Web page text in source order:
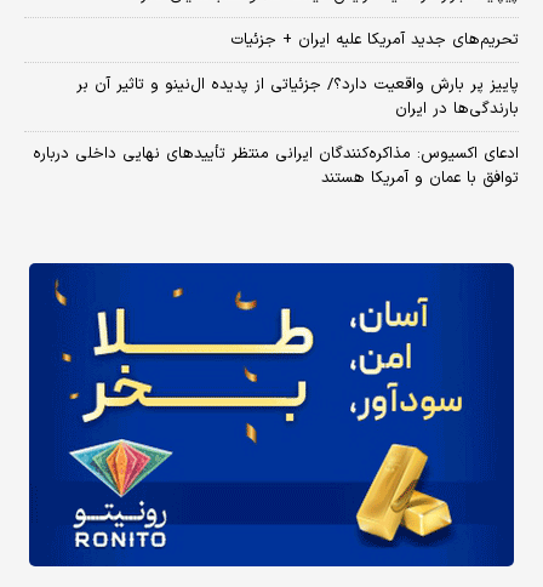
تحریم‌های جدید آمریکا علیه ایران + جزئیات
پاییز پر بارش واقعیت دارد؟/ جزئیاتی از پدیده ال‌نینو و تاثیر آن بر
بارندگی‌ها در ایران
ادعای اکسیوس: مذاکره‌کنندگان ایرانی منتظر تأییدهای نهایی داخلی درباره
توافق با عمان و آمریکا هستند